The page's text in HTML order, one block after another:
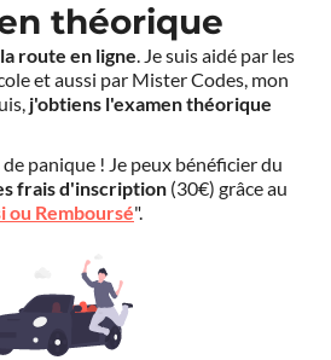
théorique
route en ligne. Je suis aidé par les
et aussi par Mister Codes, mon
j'obtiens l'examen théorique
de panique ! Je peux bénéficier du
frais d'inscription (30€) grâce au
ou Remboursé".